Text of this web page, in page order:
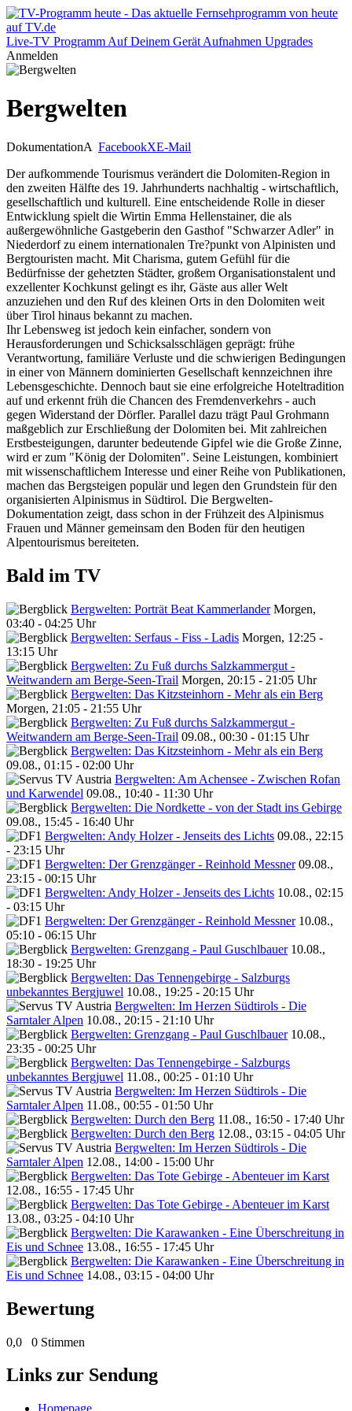
Live-TV Programm Auf Deinem Gerät Aufnahmen Upgrades
Anmelden
Bergwelten
DokumentationA FacebookXE-Mail
Der aufkommende Tourismus verändert die Dolomiten-Region in
den zweiten Hälfte des 19. Jahrhunderts nachhaltig - wirtschaftlich,
gesellschaftlich und kulturell. Eine entscheidende Rolle in dieser
Entwicklung spielt die Wirtin Emma Hellenstainer, die als
außergewöhnliche Gastgeberin den Gasthof "Schwarzer Adler" in
Niederdorf zu einem internationalen Tre?punkt von Alpinisten und
Bergtouristen macht. Mit Charisma, gutem Gefühl für die
Bedürfnisse der gehetzten Städter, großem Organisationstalent und
exzellenter Kochkunst gelingt es ihr, Gäste aus aller Welt
anzuziehen und den Ruf des kleinen Orts in den Dolomiten weit
über Tirol hinaus bekannt zu machen.
Ihr Lebensweg ist jedoch kein einfacher, sondern von
Herausforderungen und Schicksalsschlägen geprägt: frühe
Verantwortung, familiäre Verluste und die schwierigen Bedingungen
in einer von Männern dominierten Gesellschaft kennzeichnen ihre
Lebensgeschichte. Dennoch baut sie eine erfolgreiche Hoteltradition
auf und erkennt früh die Chancen des Fremdenverkehrs - auch
gegen Widerstand der Dörfler. Parallel dazu trägt Paul Grohmann
maßgeblich zur Erschließung der Dolomiten bei. Mit zahlreichen
Erstbesteigungen, darunter bedeutende Gipfel wie die Große Zinne,
wird er zum "König der Dolomiten". Seine Leistungen, kombiniert
mit wissenschaftlichem Interesse und einer Reihe von Publikationen,
machen das Bergsteigen populär und legen den Grundstein für den
organisierten Alpinismus in Südtirol. Die Bergwelten-
Dokumentation zeigt, dass schon in der Frühzeit des Alpinismus
Frauen und Männer gemeinsam den Boden für den heutigen
Alpentourismus bereiteten.
Bald im TV
Bergwelten: Porträt Beat Kammerlander Morgen,
03:40 - 04:25 Uhr
Bergwelten: Serfaus - Fiss - Ladis Morgen, 12:25 -
13:15 Uhr
Bergwelten: Zu Fuß durchs Salzkammergut -
Weitwandern am Berge-Seen-Trail Morgen, 20:15 - 21:05 Uhr
Bergwelten: Das Kitzsteinhorn - Mehr als ein Berg
Morgen, 21:05 - 21:55 Uhr
Bergwelten: Zu Fuß durchs Salzkammergut -
Weitwandern am Berge-Seen-Trail 09.08., 00:30 - 01:15 Uhr
Bergwelten: Das Kitzsteinhorn - Mehr als ein Berg
09.08., 01:15 - 02:00 Uhr
Bergwelten: Am Achensee - Zwischen Rofan
und Karwendel 09.08., 10:40 - 11:30 Uhr
Bergwelten: Die Nordkette - von der Stadt ins Gebirge
09.08., 15:45 - 16:40 Uhr
Bergwelten: Andy Holzer - Jenseits des Lichts 09.08., 22:15
- 23:15 Uhr
Bergwelten: Der Grenzgänger - Reinhold Messner 09.08.,
23:15 - 00:15 Uhr
Bergwelten: Andy Holzer - Jenseits des Lichts 10.08., 02:15
- 03:15 Uhr
Bergwelten: Der Grenzgänger - Reinhold Messner 10.08.,
05:10 - 06:15 Uhr
Bergwelten: Grenzgang - Paul Guschlbauer 10.08.,
18:30 - 19:25 Uhr
Bergwelten: Das Tennengebirge - Salzburgs
unbekanntes Bergjuwel 10.08., 19:25 - 20:15 Uhr
Bergwelten: Im Herzen Südtirols - Die
Sarntaler Alpen 10.08., 20:15 - 21:10 Uhr
Bergwelten: Grenzgang - Paul Guschlbauer 10.08.,
23:35 - 00:25 Uhr
Bergwelten: Das Tennengebirge - Salzburgs
unbekanntes Bergjuwel 11.08., 00:25 - 01:10 Uhr
Bergwelten: Im Herzen Südtirols - Die
Sarntaler Alpen 11.08., 00:55 - 01:50 Uhr
Bergwelten: Durch den Berg 11.08., 16:50 - 17:40 Uhr
Bergwelten: Durch den Berg 12.08., 03:15 - 04:05 Uhr
Bergwelten: Im Herzen Südtirols - Die
Sarntaler Alpen 12.08., 14:00 - 15:00 Uhr
Bergwelten: Das Tote Gebirge - Abenteuer im Karst
12.08., 16:55 - 17:45 Uhr
Bergwelten: Das Tote Gebirge - Abenteuer im Karst
13.08., 03:25 - 04:10 Uhr
Bergwelten: Die Karawanken - Eine Überschreitung in
Eis und Schnee 13.08., 16:55 - 17:45 Uhr
Bergwelten: Die Karawanken - Eine Überschreitung in
Eis und Schnee 14.08., 03:15 - 04:00 Uhr
Bewertung
0,0 0 Stimmen
Links zur Sendung